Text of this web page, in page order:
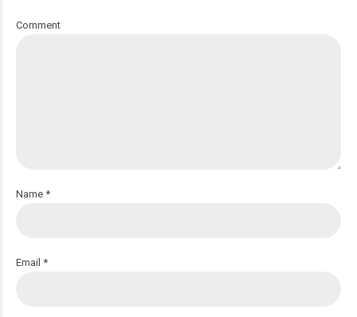
Comment
Name *
Email *